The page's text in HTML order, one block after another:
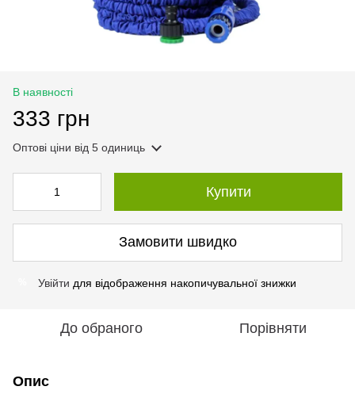
В наявності
333 грн
Оптові ціни від 5 одиниць
Купити
Замовити швидко
Увійти для відображення накопичувальної знижки
До обраного Порівняти
Опис